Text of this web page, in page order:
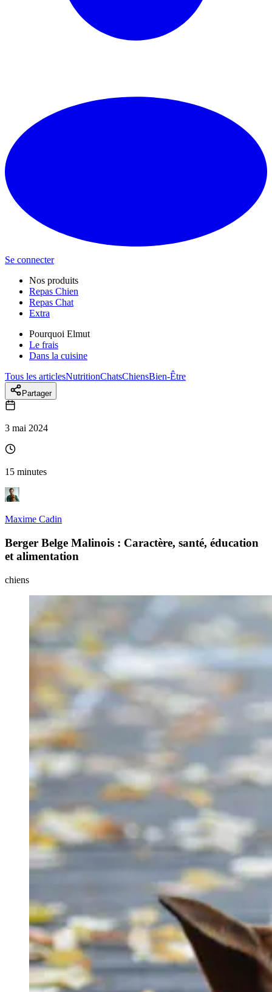
Se connecter
Nos produits
Repas Chien
Repas Chat
Extra
Pourquoi Elmut
Le frais
Dans la cuisine
Tous les articlesNutritionChatsChiensBien-Être
Partager
3 mai 2024
15 minutes
Maxime Cadin
Berger Belge Malinois : Caractère, santé, éducation
et alimentation
chiens